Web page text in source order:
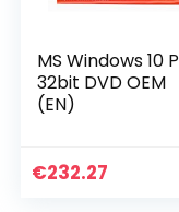
MS Windows 10
32bit DVD OEM
(EN)
€232.27